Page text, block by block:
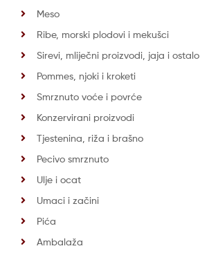
Meso
Ribe, morski plodovi i mekušci
Sirevi, mliječni proizvodi, jaja i ostalo
Pommes, njoki i kroketi
Smrznuto voće i povrće
Konzervirani proizvodi
Tjestenina, riža i brašno
Pecivo smrznuto
Ulje i ocat
Umaci i začini
Pića
Ambalaža